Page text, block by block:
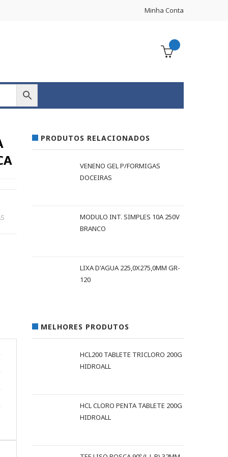
Minha Conta
PRODUTOS RELACIONADOS
VENENO GEL P/FORMIGAS
DOCEIRAS
MODULO INT. SIMPLES 10A 250V
BRANCO
LIXA D'AGUA 225,0X275,0MM GR-
120
MELHORES PRODUTOS
HCL200 TABLETE TRICLORO 200G
HIDROALL
HCL CLORO PENTA TABLETE 200G
HIDROALL